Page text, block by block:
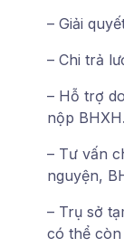
– Giải
– Chi trả
– Hỗ trợ
nộp BHXH.
– Tư vấn
nguyện,
– Trụ sở
có thể